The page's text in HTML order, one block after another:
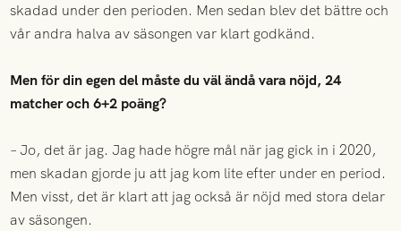
skadad under den perioden. Men sedan blev det bättre och
vår andra halva av säsongen var klart godkänd.
Men för din egen del måste du väl ändå vara nöjd, 24
matcher och 6+2 poäng?
– Jo, det är jag. Jag hade högre mål när jag gick in i 2020,
men skadan gjorde ju att jag kom lite efter under en period.
Men visst, det är klart att jag också är nöjd med stora delar
av säsongen.